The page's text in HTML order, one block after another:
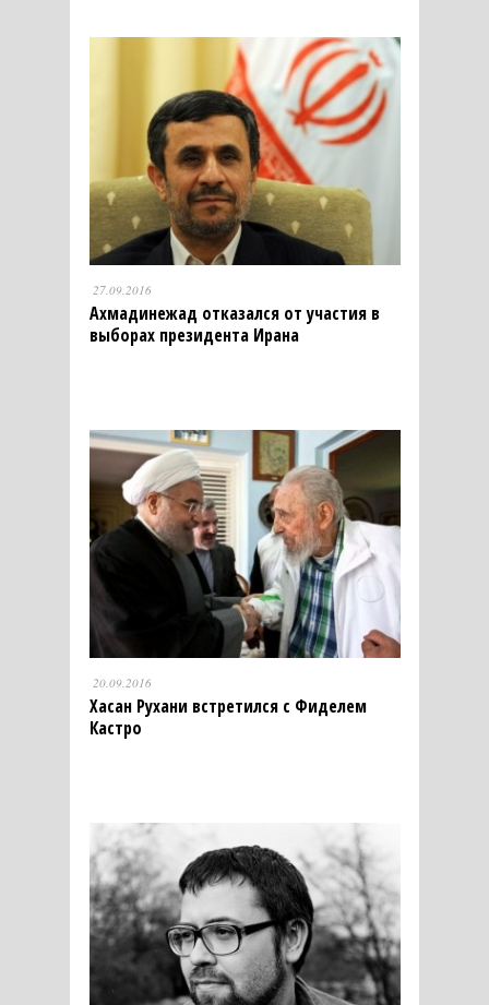
27.09.2016
Ахмадинежад отказался от участия в
выборах президента Ирана
20.09.2016
Хасан Рухани встретился с Фиделем
Кастро